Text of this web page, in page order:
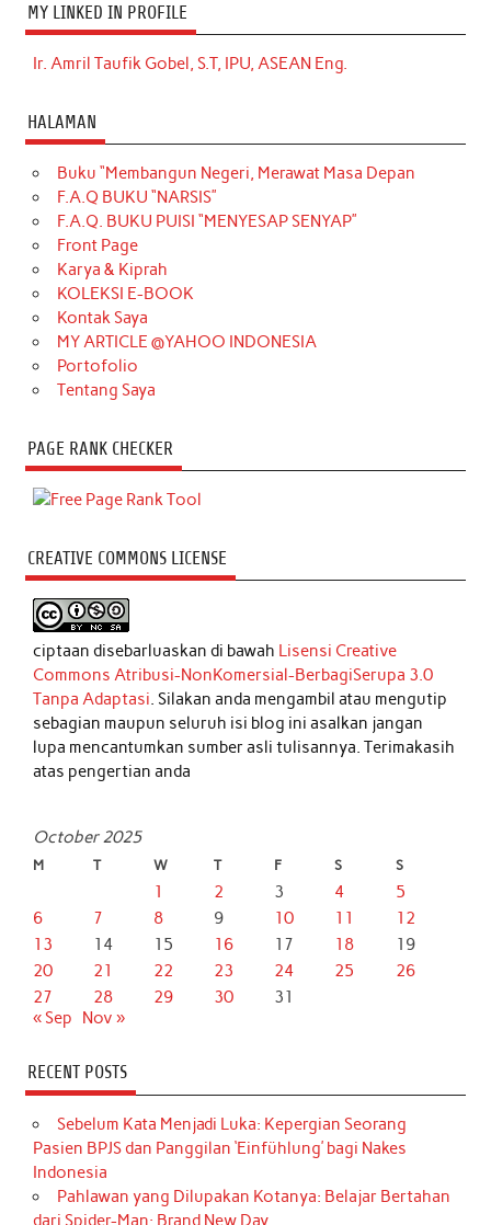
MY LINKED IN PROFILE
Ir. Amril Taufik Gobel, S.T, IPU, ASEAN Eng.
HALAMAN
Buku “Membangun Negeri, Merawat Masa Depan
F.A.Q BUKU “NARSIS”
F.A.Q. BUKU PUISI “MENYESAP SENYAP”
Front Page
Karya & Kiprah
KOLEKSI E-BOOK
Kontak Saya
MY ARTICLE @YAHOO INDONESIA
Portofolio
Tentang Saya
PAGE RANK CHECKER
CREATIVE COMMONS LICENSE
ciptaan disebarluaskan di bawah Lisensi Creative
Commons Atribusi-NonKomersial-BerbagiSerupa 3.0
Tanpa Adaptasi . Silakan anda mengambil atau mengutip
sebagian maupun seluruh isi blog ini asalkan jangan
lupa mencantumkan sumber asli tulisannya. Terimakasih
atas pengertian anda
October 2025
M T W T F S S
1 2 3 4
5
6
7 8 9 10 11
12
13
14 15 16 17 18
19
20
21 22 23 24 25
26
27
28 29 30
31
« Sep
Nov »
RECENT POSTS
Sebelum Kata Menjadi Luka: Kepergian Seorang
Pasien BPJS dan Panggilan ‘Einfühlung’ bagi Nakes
Indonesia
Pahlawan yang Dilupakan Kotanya: Belajar Bertahan
dari Spider-Man: Brand New Day